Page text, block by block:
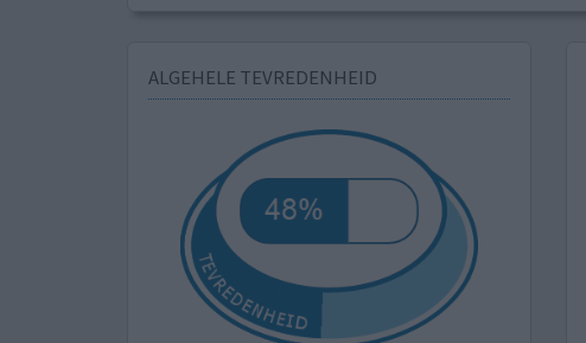
ALGEHELE TEVREDENHEID